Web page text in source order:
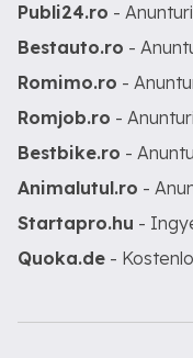
Publi24.ro -
Bestauto.ro -
Romimo.ro -
Romjob.ro -
Bestbike.ro -
Animalutul.ro -
Startapro.hu -
Quoka.de -